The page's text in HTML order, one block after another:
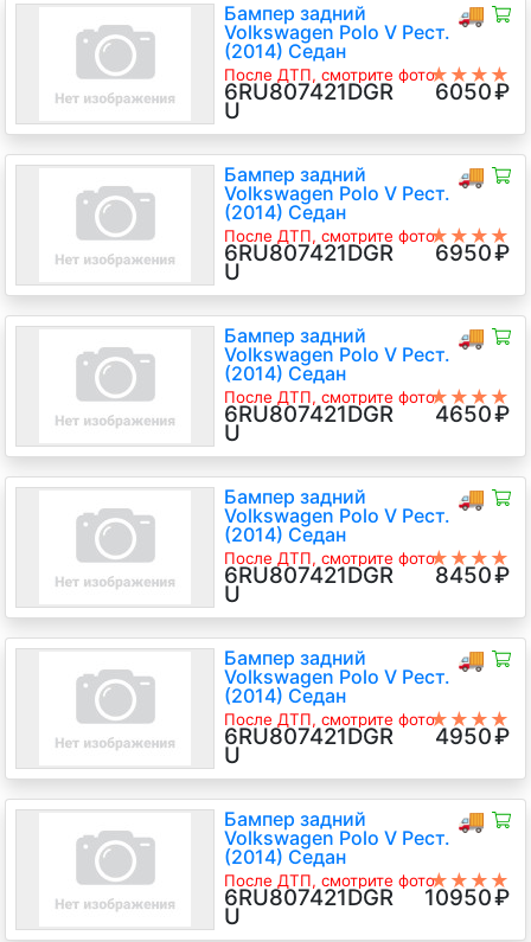
🚚
Бампер задний
Volkswagen Polo V Рест.
(2014) Седан
После ДТП, смотрите фото★★★★
★
6RU807421DGR
U
6050₽
🚚
Бампер задний
Volkswagen Polo V Рест.
(2014) Седан
После ДТП, смотрите фото
6RU807421D GRU
★★★★
★
6RU807421DGR
U
6950₽
🚚
Бампер задний
Volkswagen Polo V Рест.
(2014) Седан
После ДТП, смотрите фото
6RU807421D GRU
★★★★
★
6RU807421DGR
U
4650₽
🚚
Бампер задний
Volkswagen Polo V Рест.
(2014) Седан
После ДТП, смотрите фото
6RU807421D GRU
★★★★
★
6RU807421DGR
U
8450₽
🚚
Бампер задний
Volkswagen Polo V Рест.
(2014) Седан
После ДТП, смотрите фото★★★★
★
6RU807421DGR
U
4950₽
🚚
Бампер задний
Volkswagen Polo V Рест.
(2014) Седан
После ДТП, смотрите фото
6RU807421D GRU
★★★★
★
6RU807421DGR
U
10950₽